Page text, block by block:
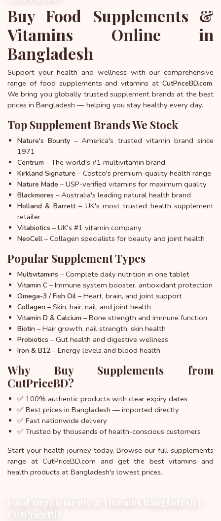
Buy Food Supplements &
Vitamins Online in
Bangladesh
Support your health and wellness with our comprehensive
range of food supplements and vitamins at CutPriceBD.com.
We bring you globally trusted supplement brands at the best
prices in Bangladesh — helping you stay healthy every day.
Top Supplement Brands We Stock
Nature's Bounty – America's trusted vitamin brand since
1971
Centrum – The world's #1 multivitamin brand
Kirkland Signature – Costco's premium-quality health range
Nature Made – USP-verified vitamins for maximum quality
Blackmores – Australia's leading natural health brand
Holland & Barrett– UK's most trusted health supplement
retailer
Vitabiotics – UK's #1 vitamin company
NeoCell – Collagen specialists for beauty and joint health
Popular Supplement Types
Multivitamins – Complete daily nutrition in one tablet
Vitamin C – Immune system booster, antioxidant protection
Omega-3 / Fish Oil – Heart, brain, and joint support
Collagen – Skin, hair, nail, and joint health
Vitamin D & Calcium – Bone strength and immune function
Biotin – Hair growth, nail strength, skin health
Probiotics – Gut health and digestive wellness
Iron & B12 – Energy levels and blood health
Why Buy Supplements from
CutPriceBD?
✅ 100% authentic products with clear expiry dates
✅ Best prices in Bangladesh — imported directly
✅ Fast nationwide delivery
✅ Trusted by thousands of health-conscious customers
Start your health journey today. Browse our full supplements
range at CutPriceBD.com and get the best vitamins and
health products at Bangladesh's lowest prices.
Food Supplements & Vitamins Bangladesh |
CutPriceBD